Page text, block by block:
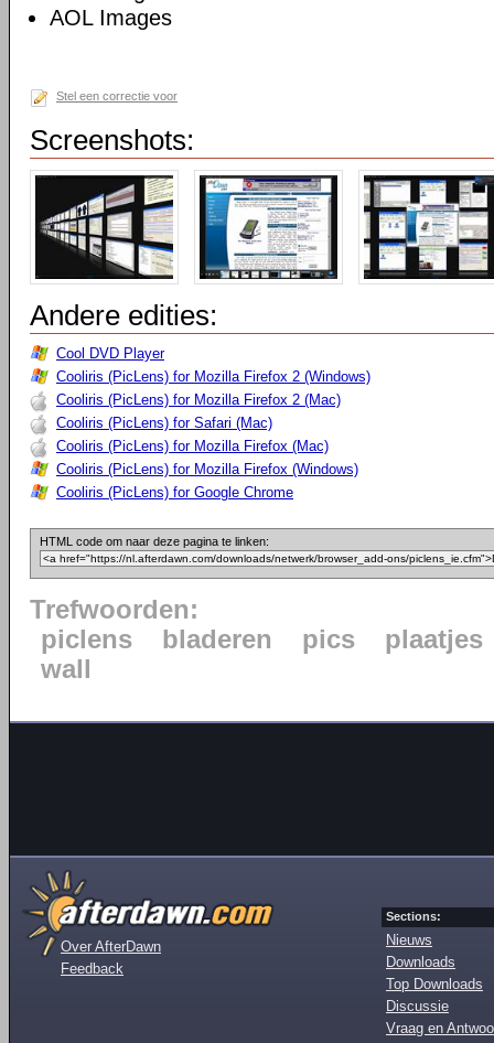
AOL Images
Stel een correctie voor
Screenshots:
Andere edities:
Cool DVD Player
Cooliris (PicLens) for Mozilla Firefox 2 (Windows)
Cooliris (PicLens) for Mozilla Firefox 2 (Mac)
Cooliris (PicLens) for Safari (Mac)
Cooliris (PicLens) for Mozilla Firefox (Mac)
Cooliris (PicLens) for Mozilla Firefox (Windows)
Cooliris (PicLens) for Google Chrome
HTML code om naar deze pagina te linken:
Trefwoorden:
piclens
bladeren pics
plaatjes
wall
Over AfterDawn
Feedback
Sections:
Nieuws
Downloads
Top Downloads
Discussie
Vraag en